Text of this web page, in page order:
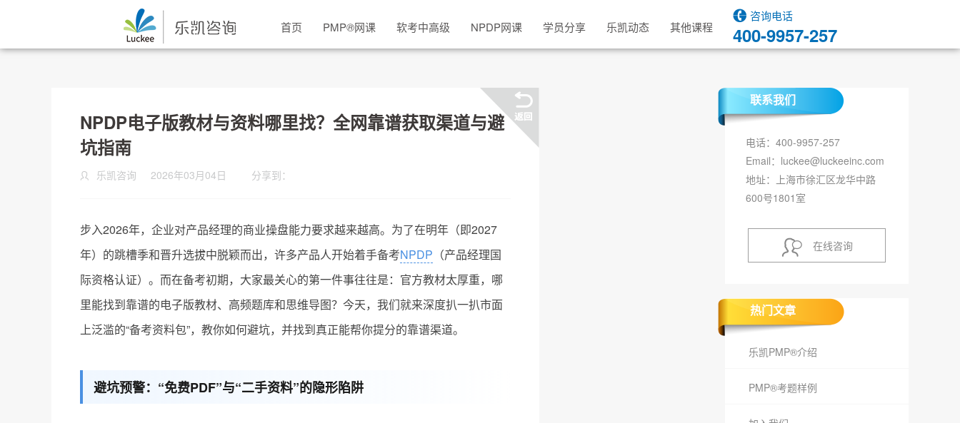
首页 PMP®网课 软考中高级 NPDP网课 学员分享 乐凯动态 其他课程
咨询电话
400-9957-257
NPDP电子版教材与资料哪里找？全网靠谱获取渠道与避
坑指南
乐凯咨询 2026年03月04日 分享到：
步入2026年，企业对产品经理的商业操盘能力要求越来越高。为了在明年（即2027
年）的跳槽季和晋升选拔中脱颖而出，许多产品人开始着手备考NPDP （产品经理国
际资格认证）。而在备考初期，大家最关心的第一件事往往是：官方教材太厚重，哪
里能找到靠谱的电子版教材、高频题库和思维导图？今天，我们就来深度扒一扒市面
上泛滥的“备考资料包”，教你如何避坑，并找到真正能帮你提分的靠谱渠道。
避坑预警：“免费PDF”与“二手资料”的隐形陷阱
联系我们
电话：400-9957-257
Email：luckee@luckeeinc.com
地址：上海市徐汇区龙华中路
600号1801室
在线咨询
热门文章
乐凯PMP®介绍
PMP®考题样例